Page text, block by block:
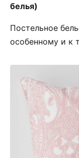
белья)
Постельное
особенному и к